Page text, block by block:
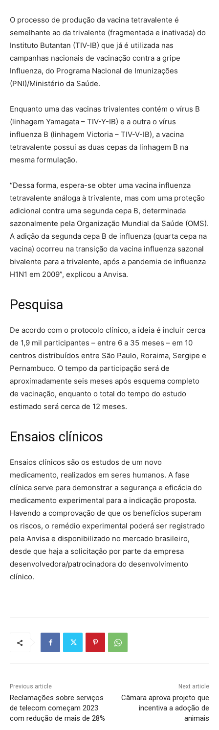
O processo de produção da vacina tetravalente é
semelhante ao da trivalente (fragmentada e inativada) do
Instituto Butantan (TIV-IB) que já é utilizada nas
campanhas nacionais de vacinação contra a gripe
Influenza, do Programa Nacional de Imunizações
(PNI)/Ministério da Saúde.
Enquanto uma das vacinas trivalentes contém o vírus B
(linhagem Yamagata – TIV-Y-IB) e a outra o vírus
influenza B (linhagem Victoria – TIV-V-IB), a vacina
tetravalente possui as duas cepas da linhagem B na
mesma formulação.
“Dessa forma, espera-se obter uma vacina influenza
tetravalente análoga à trivalente, mas com uma proteção
adicional contra uma segunda cepa B, determinada
sazonalmente pela Organização Mundial da Saúde (OMS).
A adição da segunda cepa B de influenza (quarta cepa na
vacina) ocorreu na transição da vacina influenza sazonal
bivalente para a trivalente, após a pandemia de influenza
H1N1 em 2009”, explicou a Anvisa.
Pesquisa
De acordo com o protocolo clínico, a ideia é incluir cerca
de 1,9 mil participantes – entre 6 a 35 meses – em 10
centros distribuídos entre São Paulo, Roraima, Sergipe e
Pernambuco. O tempo da participação será de
aproximadamente seis meses após esquema completo
de vacinação, enquanto o total do tempo do estudo
estimado será cerca de 12 meses.
Ensaios clínicos
Ensaios clínicos são os estudos de um novo
medicamento, realizados em seres humanos. A fase
clínica serve para demonstrar a segurança e eficácia do
medicamento experimental para a indicação proposta.
Havendo a comprovação de que os benefícios superam
os riscos, o remédio experimental poderá ser registrado
pela Anvisa e disponibilizado no mercado brasileiro,
desde que haja a solicitação por parte da empresa
desenvolvedora/patrocinadora do desenvolvimento
clínico.
Previous article
Reclamações sobre serviços
de telecom começam 2023
com redução de mais de 28%
Next article
Câmara aprova projeto que
incentiva a adoção de
animais